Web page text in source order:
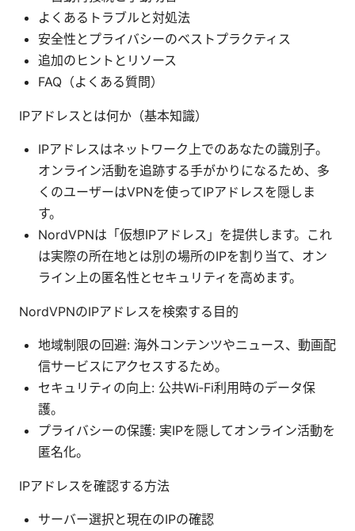
よくあるトラブルと対処法
安全性とプライバシーのベストプラクティス
追加のヒントとリソース
FAQ（よくある質問）
IPアドレスとは何か（基本知識）
IPアドレスはネットワーク上でのあなたの識別子。
オンライン活動を追跡する手がかりになるため、多
くのユーザーはVPNを使ってIPアドレスを隠しま
す。
NordVPNは「仮想IPアドレス」を提供します。これ
は実際の所在地とは別の場所のIPを割り当て、オン
ライン上の匿名性とセキュリティを高めます。
NordVPNのIPアドレスを検索する目的
地域制限の回避: 海外コンテンツやニュース、動画配
信サービスにアクセスするため。
セキュリティの向上: 公共Wi‑Fi利用時のデータ保
護。
プライバシーの保護: 実IPを隠してオンライン活動を
匿名化。
IPアドレスを確認する方法
サーバー選択と現在のIPの確認